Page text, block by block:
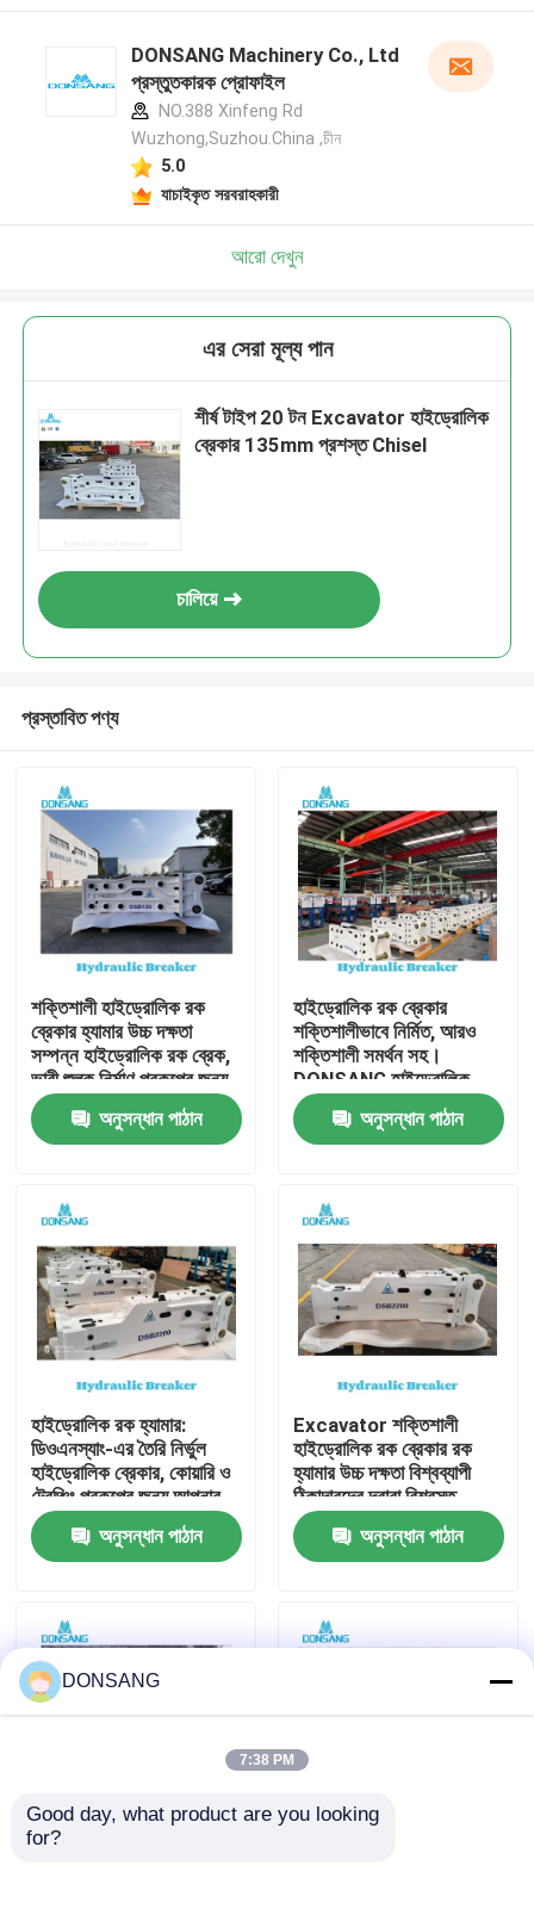
বাড়ি
পণ্য
VR প্রদর্শন
আমাদের সম্পর্কে
কারখানা ভ্রমণ
যোগাযোগ করুন
হাইড্রোলিক রক ব্রেকার
DONSANG Machinery Co., Ltd
প্রস্তুতকারক প্রোফাইল
NO.388 Xinfeng Rd
Wuzhong,Suzhou.China ,চীন
5.0
যাচাইকৃত সরবরাহকারী
আরো দেখুন
এর সেরা মূল্য পান
শীর্ষ টাইপ 20 টন Excavator হাইড্রোলিক
ব্রেকার 135mm প্রশস্ত Chisel
চালিয়ে
প্রস্তাবিত পণ্য
শক্তিশালী হাইড্রোলিক রক
ব্রেকার হ্যামার উচ্চ দক্ষতা
সম্পন্ন হাইড্রোলিক রক ব্রেক,
ভারী শুল্ক নির্মাণ প্রকল্পের জন্য,
পাথর ভাঙ্গা থেকে পুনর্ব্যবহার
পর্যন্ত DONSANG বহুমুখী
হাইড্রোলিক ব্রেকার, OEM
অনুসন্ধান পাঠান
হাইড্রোলিক রক ব্রেকার
শক্তিশালীভাবে নির্মিত, আরও
শক্তিশালী সমর্থন সহ।
DONSANG হাইড্রোলিক
ব্রেকার, ২৪/৭ বিশেষজ্ঞ সহায়তা
সহ। হাইড্রোলিক রক হ্যামার
অ্যাটাচমেন্ট, নির্মাণ যন্ত্রাংশ
অনুসন্ধান পাঠান
হাইড্রোলিক রক হ্যামার:
ডিওএনস্যাং-এর তৈরি নির্ভুল
হাইড্রোলিক ব্রেকার, কোয়ারি ও
ট্রেঞ্চিং প্রকল্পের জন্য আপনার
ভালো সহযোগী
অনুসন্ধান পাঠান
Excavator শক্তিশালী
হাইড্রোলিক রক ব্রেকার রক
হ্যামার উচ্চ দক্ষতা বিশ্বব্যাপী
ঠিকাদারদের দ্বারা বিশ্বস্ত
DONSANG লাইফটাইম
রক্ষণাবেক্ষণ নির্দেশিকা সহ
হাইড্রোলিক ব্রেকার
অনুসন্ধান পাঠান
হাইড্রোলিক ব্রেকার হ্যামার
DONSANG
7:38 PM
Good day, what product are you looking
for?